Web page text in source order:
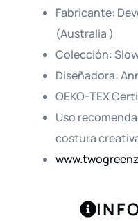
Fabricante:
(Australia )
Colección:
Diseñadora:
OEKO-TEX
Uso
costura